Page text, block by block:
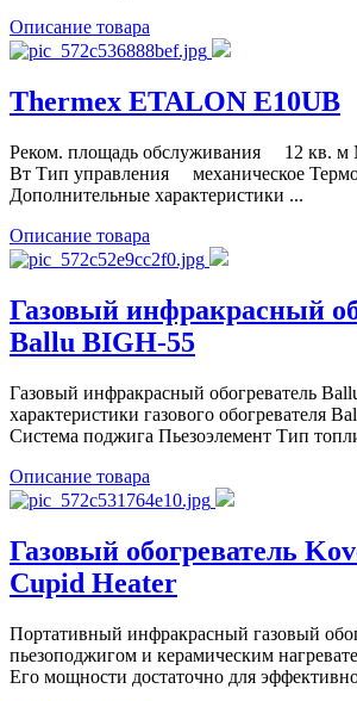
Описание товара
Thermex ETALON E10UB
Реком. площадь обслуживания 12 кв.
Вт Тип управления механическое
Дополнительные характеристики ...
Описание товара
Газовый инфракрасный
Ballu BIGH-55
Газовый инфракрасный обогреватель
характеристики газового обогревателя
Система поджига Пьезоэлемент Тип
Описание товара
Газовый обогреватель
Cupid Heater
Портативный инфракрасный газовый
пьезоподжигом и керамическим
Его мощности достаточно для